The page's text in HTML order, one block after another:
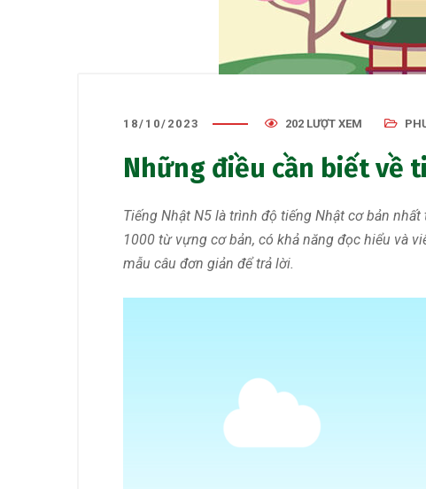
18/10/2023 202 LƯỢT XEM
Những điều cần biết về
Tiếng Nhật N5 là trình độ tiếng Nhật cơ bản
1000 từ vựng cơ bản, có khả năng đọc hiểu và
mẫu câu đơn giản để trả lời.